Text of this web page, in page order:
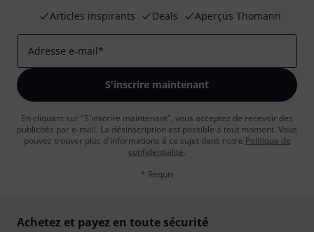
Articles inspirants
Deals Aperçus Thomann
Adresse e-mail*
S'inscrire maintenant
En cliquant sur "S'inscrire maintenant", vous acceptez de recevoir des
publicités par e-mail. La désinscription est possible à tout moment. Vous
pouvez trouver plus d'informations à ce sujet dans notre Politique de
confidentialité.
* Requis
Achetez et payez en toute sécurité